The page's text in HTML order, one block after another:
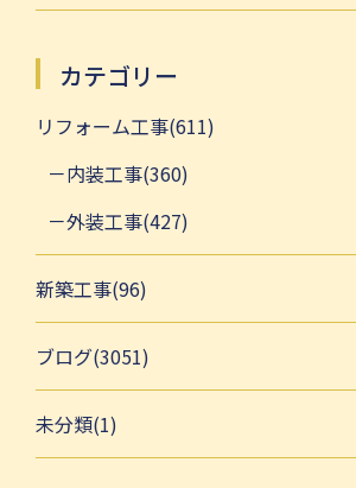
カテゴリー
リフォーム工事(611)
内装工事(360)
外装工事(427)
新築工事(96)
ブログ(3051)
未分類(1)